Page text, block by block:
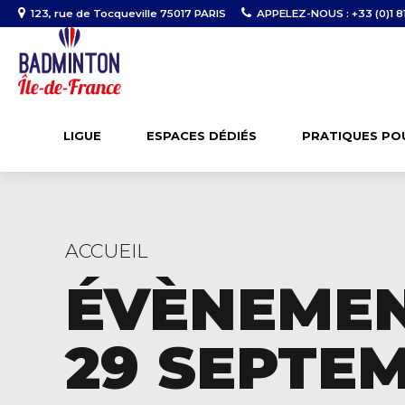
123, rue de Tocqueville 75017 PARIS APPELEZ-NOUS : +33 (0)1
LIGUE ESPACES DÉDIÉS PRATIQUES
ACCUEIL
29